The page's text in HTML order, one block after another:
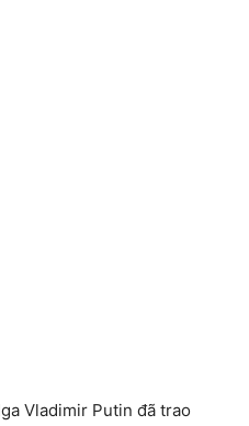
Vladimir Putin đã trao